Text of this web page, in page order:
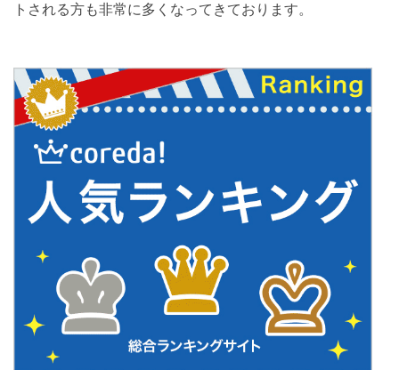
トされる方も非常に多くなってきております。